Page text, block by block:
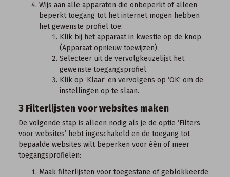
Wijs aan alle apparaten die onbeperkt of alleen
beperkt toegang tot het internet mogen hebben
het gewenste profiel toe:
Klik bij het apparaat in kwestie op de knop
(Apparaat opnieuw toewijzen).
Selecteer uit de vervolgkeuzelijst het
gewenste toegangsprofiel.
Klik op ‘Klaar’ en vervolgens op ‘OK’ om de
instellingen op te slaan.
3 Filterlijsten voor websites maken
De volgende stap is alleen nodig als je de optie ‘Filters
voor websites’ hebt ingeschakeld en de toegang tot
bepaalde websites wilt beperken voor één of meer
toegangsprofielen:
Maak filterlijsten voor toegestane of geblokkeerde